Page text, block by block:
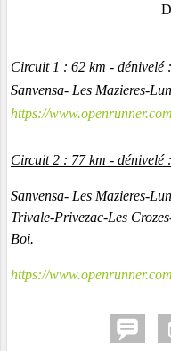
Circuit 1 : 62 km - dénivelé
Sanvensa- Les Mazieres-
https://
Circuit 2 : 77 km - dénivelé
Sanvensa- Les Mazieres-
Trivale-Privezac-Les
Boi.
https://